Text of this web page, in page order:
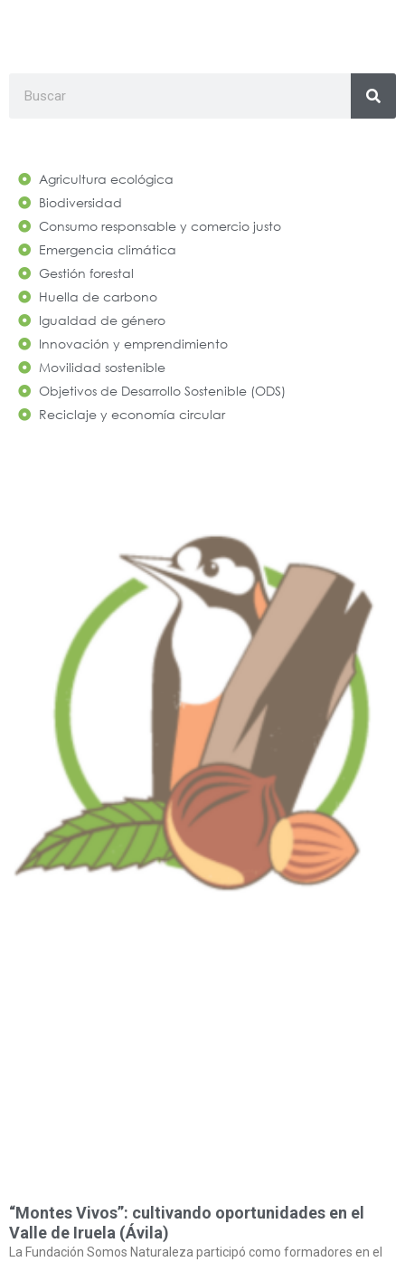
Agricultura ecológica
Biodiversidad
Consumo responsable y comercio justo
Emergencia climática
Gestión forestal
Huella de carbono
Igualdad de género
Innovación y emprendimiento
Movilidad sostenible
Objetivos de Desarrollo Sostenible (ODS)
Reciclaje y economía circular
“Montes Vivos”: cultivando oportunidades en el
Valle de Iruela (Ávila)
La Fundación Somos Naturaleza participó como formadores en el